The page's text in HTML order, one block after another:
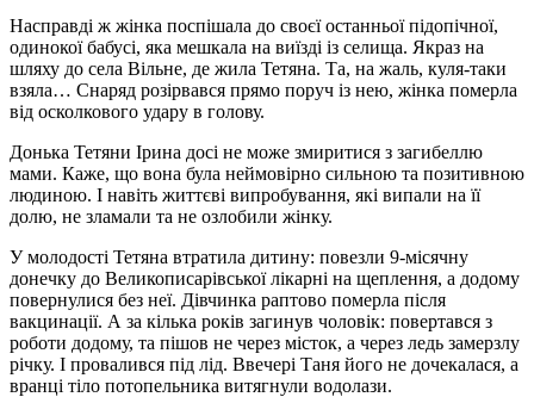
Насправді ж жінка поспішала до своєї останньої підопічної,
одинокої бабусі, яка мешкала на виїзді із селища. Якраз на
шляху до села Вільне, де жила Тетяна. Та, на жаль, куля-таки
взяла… Снаряд розірвався прямо поруч із нею, жінка померла
від осколкового удару в голову.
Донька Тетяни Ірина досі не може змиритися з загибеллю
мами. Каже, що вона була неймовірно сильною та позитивною
людиною. І навіть життєві випробування, які випали на її
долю, не зламали та не озлобили жінку.
У молодості Тетяна втратила дитину: повезли 9-місячну
донечку до Великописарівської лікарні на щеплення, а додому
повернулися без неї. Дівчинка раптово померла після
вакцинації. А за кілька років загинув чоловік: повертався з
роботи додому, та пішов не через місток, а через ледь замерзлу
річку. І провалився під лід. Ввечері Таня його не дочекалася, а
вранці тіло потопельника витягнули водолази.